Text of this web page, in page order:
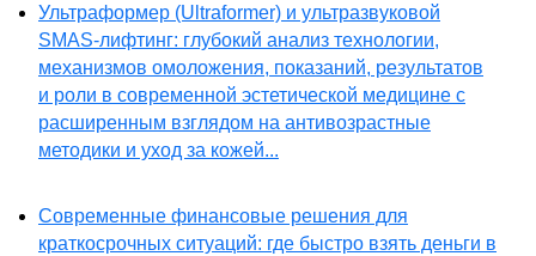
Ультраформер (Ultraformer) и ультразвуковой
SMAS-лифтинг: глубокий анализ технологии,
механизмов омоложения, показаний, результатов
и роли в современной эстетической медицине с
расширенным взглядом на антивозрастные
методики и уход за кожей...
Современные финансовые решения для
краткосрочных ситуаций: где быстро взять деньги в